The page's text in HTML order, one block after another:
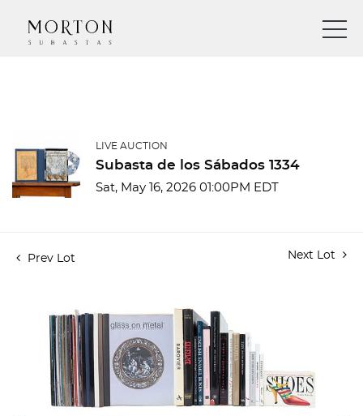
LIVE AUCTION
Subasta de los Sábados 1334
Sat, May 16, 2026 01:00PM EDT
Prev Lot Next Lot